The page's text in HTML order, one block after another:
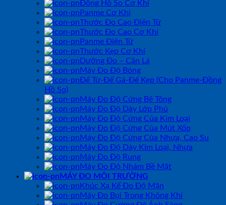
Đồng Hồ So Cơ Khí
Panme Cơ Khí
Thước Đo Cao Điện Tử
Thước Đo Cao Cơ Khí
Panme Điện Tử
Thước Kẹp Cơ Khí
Dưỡng Đo – Căn Lá
Máy Đo Độ Bóng
Đế Từ-Đế Gá-Đế Kẹp (Cho Panme-Đồng
Hồ So)
Máy Đo Độ Cứng Bê Tông
Máy Đo Độ Dày Lớp Phủ
Máy Đo Độ Cứng Của Kim Loại
Máy Đo Độ Cứng Của Mút Xốp
Máy Đo Độ Cứng Của Nhựa, Cao Su
Máy Đo Độ Dày Kim Loại, Nhựa
Máy Đo Độ Rung
Máy Đo Độ Nhám Bề Mặt
MÁY ĐO MÔI TRƯỜNG
Khúc Xạ Kế Đo Độ Mặn
Máy Đo Bụi Trong Không Khí